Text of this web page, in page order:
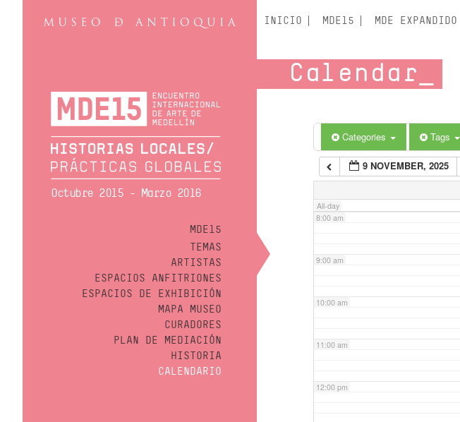
Octubre 2015 - Marzo 2016
MDE15
TEMAS
ARTISTAS
ESPACIOS ANFITRIONES
ESPACIOS DE EXHIBICIÓN
MAPA MUSEO
CURADORES
PLAN DE MEDIACIÓN
HISTORIA
CALENDARIO
INICIO MDE15 MDE EXPANDIDO
Calendar
Categories Tags
9 NOVEMBER, 2025
All-day
5:00 am
6:00 am
7:00 am
8:00 am
9:00 am
10:00 am
11:00 am
12:00 pm